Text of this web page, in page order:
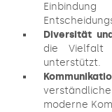
Diversität
die Vielfalt
unterstützt.
moderne